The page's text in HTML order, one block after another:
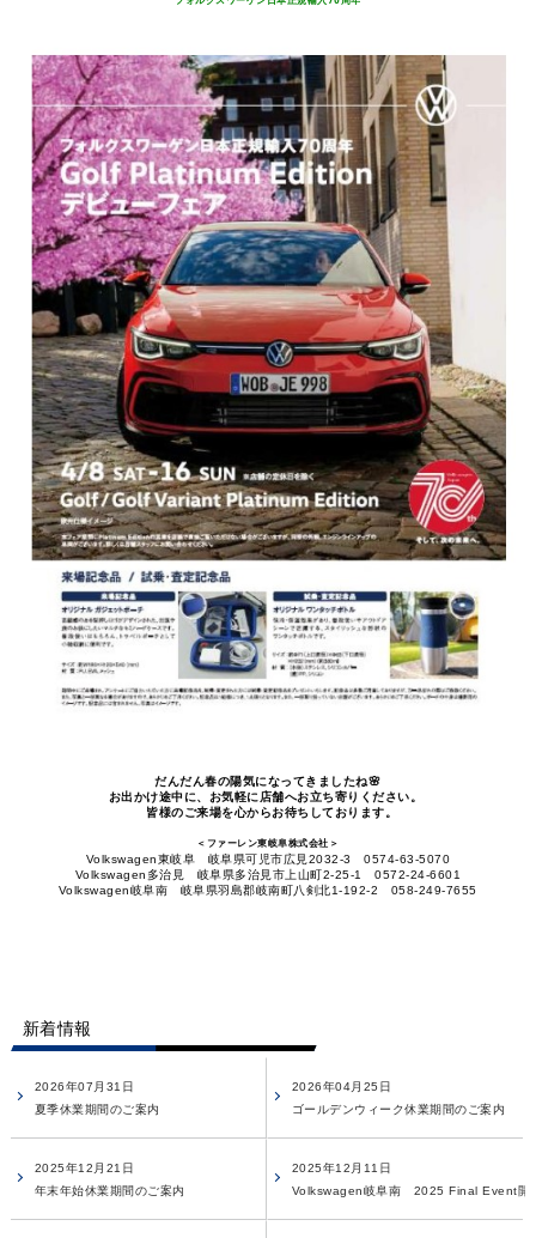
だんだん春の陽気になってきましたね🌸
お出かけ途中に、お気軽に店舗へお立ち寄りください。
皆様のご来場を心からお待ちしております。
＜ファーレン東岐阜株式会社＞
Volkswagen東岐阜 岐阜県可児市広見2032-3 0574-63-5070
Volkswagen多治見 岐阜県多治見市上山町2-25-1 0572-24-6601
Volkswagen岐阜南 岐阜県羽島郡岐南町八剣北1-192-2 058-249-7655
新着情報
2026年07月31日
夏季休業期間のご案内
2026年04月25日
ゴールデンウィーク休業期間のご案内
2025年12月21日
年末年始休業期間のご案内
2025年12月11日
Volkswagen岐阜南 2025 Final Event開